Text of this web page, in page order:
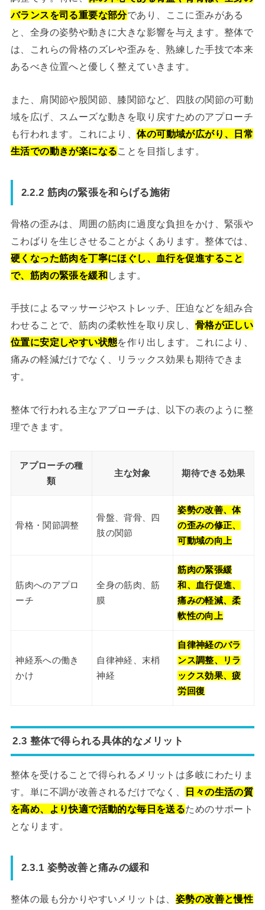
バランスを司る重要な部分であり、ここに歪みがある
と、全身の姿勢や動きに大きな影響を与えます。整体で
は、これらの骨格のズレや歪みを、熟練した手技で本来
あるべき位置へと優しく整えていきます。
また、肩関節や股関節、膝関節など、四肢の関節の可動
域を広げ、スムーズな動きを取り戻すためのアプローチ
も行われます。これにより、体の可動域が広がり、日常
生活での動きが楽になることを目指します。
2.2.2 筋肉の緊張を和らげる施術
骨格の歪みは、周囲の筋肉に過度な負担をかけ、緊張や
こわばりを生じさせることがよくあります。整体では、
硬くなった筋肉を丁寧にほぐし、血行を促進すること
で、筋肉の緊張を緩和します。
手技によるマッサージやストレッチ、圧迫などを組み合
わせることで、筋肉の柔軟性を取り戻し、 骨格が正しい
位置に安定しやすい状態を作り出します。これにより、
痛みの軽減だけでなく、リラックス効果も期待できま
す。
整体で行われる主なアプローチは、以下の表のように整
理できます。
アプローチの種
類
主な対象 期待できる効果
骨格・関節調整
骨盤、背骨、四
肢の関節
姿勢の改善、体
の歪みの修正、
可動域の向上
筋肉へのアプロ
ーチ
全身の筋肉、筋
膜
筋肉の緊張緩
和、血行促進、
痛みの軽減、柔
軟性の向上
神経系への働き
かけ
自律神経、末梢
神経
自律神経のバラ
ンス調整、リラ
ックス効果、疲
労回復
2.3 整体で得られる具体的なメリット
整体を受けることで得られるメリットは多岐にわたりま
す。単に不調が改善されるだけでなく、
日々の生活の質
を高め、より快適で活動的な毎日を送るためのサポート
となります。
2.3.1 姿勢改善と痛みの緩和
整体の最も分かりやすいメリットは、 姿勢の改善と慢性